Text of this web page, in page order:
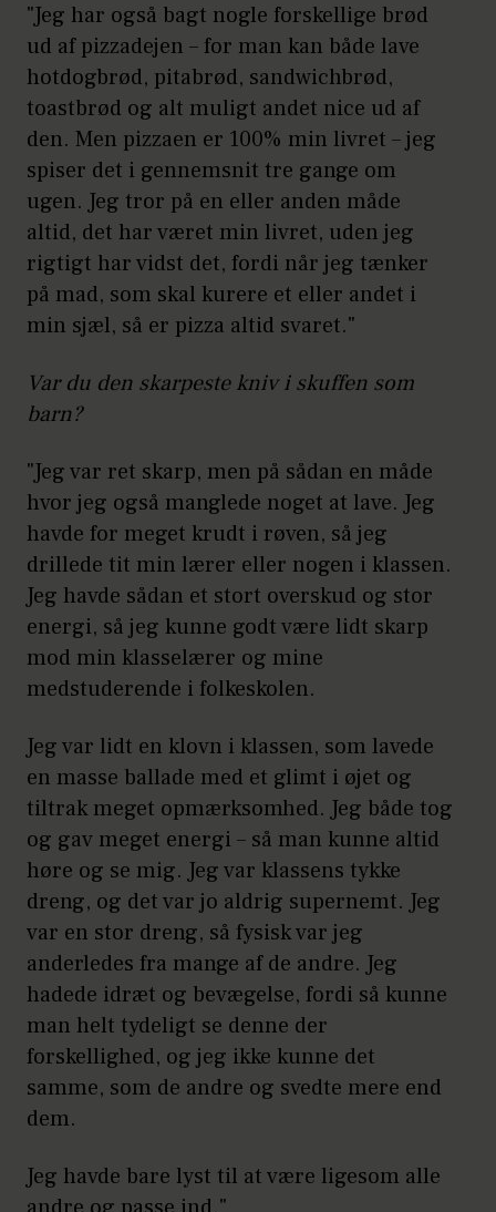
"Jeg har også bagt nogle forskellige brød
ud af pizzadejen – for man kan både lave
hotdogbrød, pitabrød, sandwichbrød,
toastbrød og alt muligt andet nice ud af
den. Men pizzaen er 100% min livret – jeg
spiser det i gennemsnit tre gange om
ugen. Jeg tror på en eller anden måde
altid, det har været min livret, uden jeg
rigtigt har vidst det, fordi når jeg tænker
på mad, som skal kurere et eller andet i
min sjæl, så er pizza altid svaret."
Var du den skarpeste kniv i skuffen som
barn?
"Jeg var ret skarp, men på sådan en måde
hvor jeg også manglede noget at lave. Jeg
havde for meget krudt i røven, så jeg
drillede tit min lærer eller nogen i klassen.
Jeg havde sådan et stort overskud og stor
energi, så jeg kunne godt være lidt skarp
mod min klasselærer og mine
medstuderende i folkeskolen.
Jeg var lidt en klovn i klassen, som lavede
en masse ballade med et glimt i øjet og
tiltrak meget opmærksomhed. Jeg både tog
og gav meget energi – så man kunne altid
høre og se mig. Jeg var klassens tykke
dreng, og det var jo aldrig supernemt. Jeg
var en stor dreng, så fysisk var jeg
anderledes fra mange af de andre. Jeg
hadede idræt og bevægelse, fordi så kunne
man helt tydeligt se denne der
forskellighed, og jeg ikke kunne det
samme, som de andre og svedte mere end
dem.
Jeg havde bare lyst til at være ligesom alle